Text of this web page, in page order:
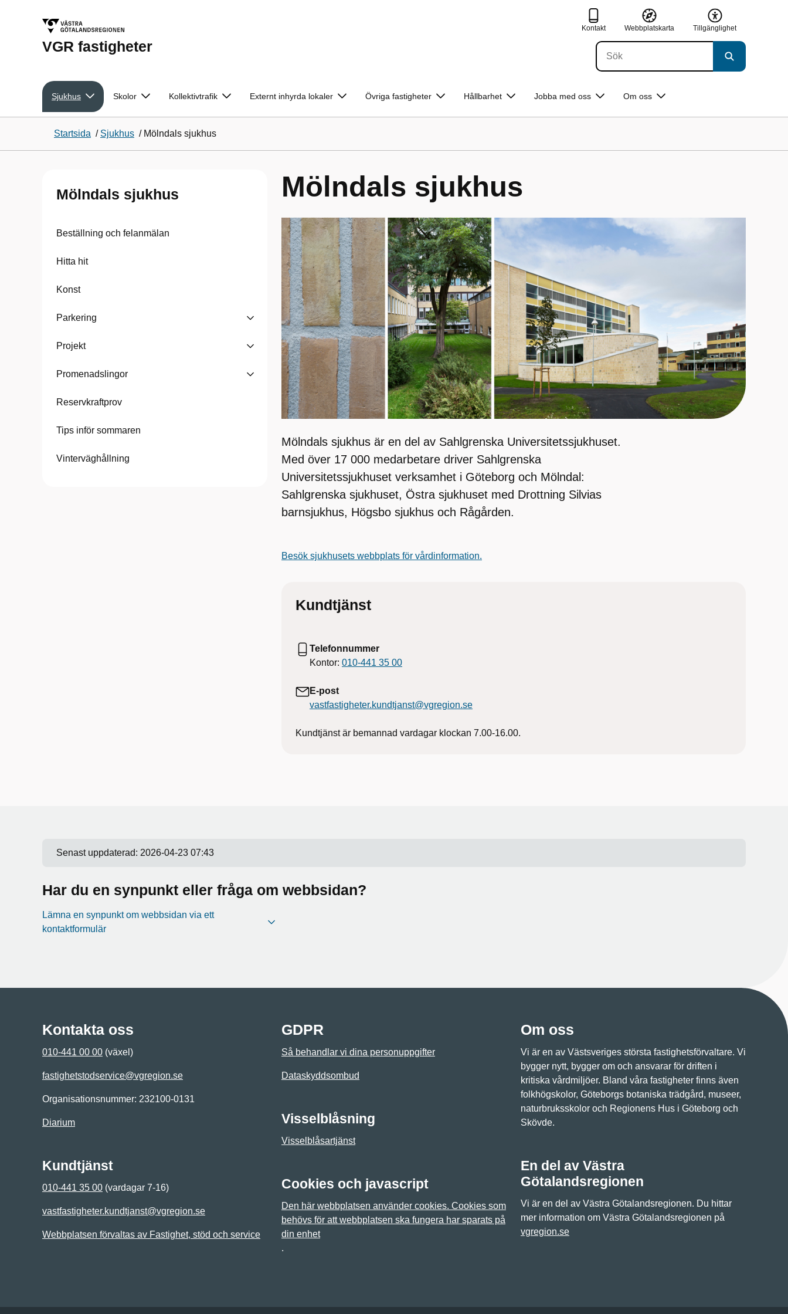
VGR fastigheter
Kontakt Webbplatskarta Tillgänglighet
Sjukhus Skolor Kollektivtrafik Externt inhyrda lokaler Övriga fastigheter Hållbarhet Jobba med oss Om oss
Startsida / Sjukhus / Mölndals sjukhus
Mölndals sjukhus
Beställning och felanmälan
Hitta hit
Konst
Parkering
Projekt
Promenadslingor
Reservkraftprov
Tips inför sommaren
Vinterväghållning
Mölndals sjukhus
Mölndals sjukhus är en del av Sahlgrenska Universitetssjukhuset.
Med över 17 000 medarbetare driver Sahlgrenska
Universitetssjukhuset verksamhet i Göteborg och Mölndal:
Sahlgrenska sjukhuset, Östra sjukhuset med Drottning Silvias
barnsjukhus, Högsbo sjukhus och Rågården.
Besök sjukhusets webbplats för vårdinformation.
Kundtjänst
Telefonnummer
Kontor: 010-441 35 00
E-post
vastfastigheter.kundtjanst@vgregion.se
Kundtjänst är bemannad vardagar klockan 7.00-16.00.
Senast uppdaterad: 2026-04-23 07:43
Har du en synpunkt eller fråga om webbsidan?
Lämna en synpunkt om webbsidan via ett
kontaktformulär
Kontakta oss
010-441 00 00 (växel)
fastighetstodservice@vgregion.se
Organisationsnummer: 232100-0131
Diarium
Kundtjänst
010-441 35 00 (vardagar 7-16)
vastfastigheter.kundtjanst@vgregion.se
Webbplatsen förvaltas av Fastighet, stöd och service
GDPR
Så behandlar vi dina personuppgifter
Dataskyddsombud
Visselblåsning
Visselblåsartjänst
Cookies och javascript
Den här webbplatsen använder cookies. Cookies som
behövs för att webbplatsen ska fungera har sparats på
din enhet
.
Om oss
Vi är en av Västsveriges största fastighetsförvaltare. Vi
bygger nytt, bygger om och ansvarar för driften i
kritiska vårdmiljöer. Bland våra fastigheter finns även
folkhögskolor, Göteborgs botaniska trädgård, museer,
naturbruksskolor och Regionens Hus i Göteborg och
Skövde.
En del av Västra
Götalandsregionen
Vi är en del av Västra Götalandsregionen. Du hittar
mer information om Västra Götalandsregionen på
vgregion.se